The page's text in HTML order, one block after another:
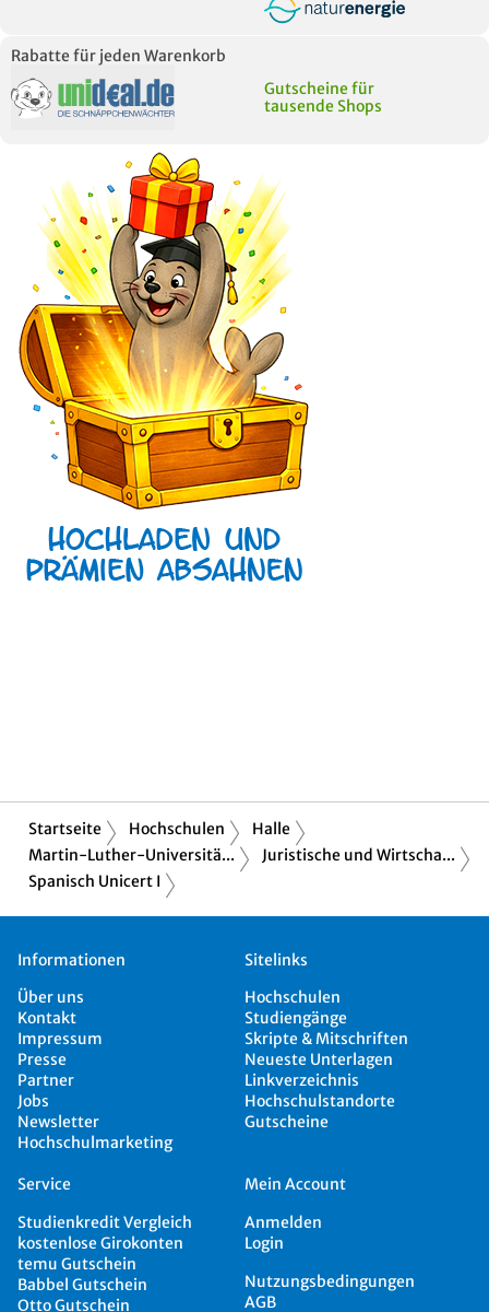
Rabatte für jeden Warenkorb
Gutscheine für
tausende Shops
Startseite Hochschulen
Halle
Martin-Luther-Universitä...
Juristische und Wirtscha...
Spanisch Unicert I
Informationen
Über uns
Kontakt
Impressum
Presse
Partner
Jobs
Newsletter
Hochschulmarketing
Sitelinks
Hochschulen
Studiengänge
Skripte & Mitschriften
Neueste Unterlagen
Linkverzeichnis
Hochschulstandorte
Gutscheine
Service
Studienkredit Vergleich
kostenlose Girokonten
temu Gutschein
Babbel Gutschein
Otto Gutschein
Mein Account
Anmelden
Login
Nutzungsbedingungen
AGB